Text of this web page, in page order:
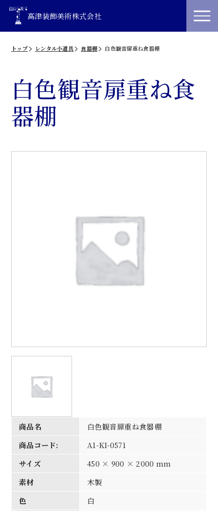
高津装飾美術株式会社
トップ レンタル小道具 食器棚 白色観音扉重ね食器棚
白色観音扉重ね食
器棚
商品名
白色観音扉重ね食器棚
商品コード:
A1-KI-0571
サイズ
450 × 900 × 2000 mm
素材
木製
色
白